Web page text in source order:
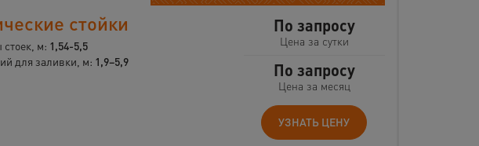
стойки
м: 1,54-5,5
для заливки, м: 1,9–5,9
По запросу
Цена за сутки
По запросу
Цена за месяц
УЗНАТЬ ЦЕНУ